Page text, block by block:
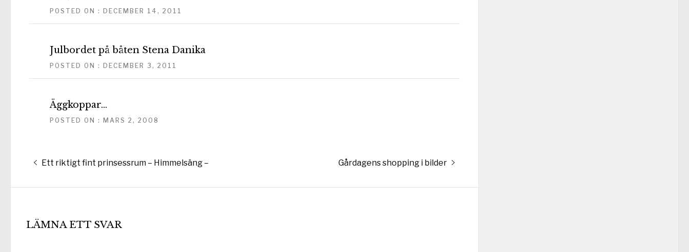
POSTED ON : DECEMBER 14, 2011
Julbordet på båten Stena Danika
POSTED ON : DECEMBER 3, 2011
Äggkoppar…
POSTED ON : MARS 2, 2008
Inläggsnavigering
Föregående
Ett riktigt fint prinsessrum – Himmelsäng –
Nästa
Gårdagens shopping i bilder
LÄMNA ETT SVAR